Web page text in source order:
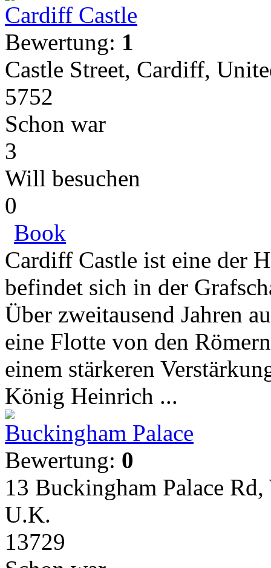
Cardiff Castle
Bewertung: 1
Castle Street, Cardiff,
5752
Schon war
3
Will besuchen
0
Book
Cardiff Castle ist eine der
befindet sich in der
Über zweitausend Jahren
eine Flotte von den
einem stärkeren
König Heinrich ...
Buckingham Palace
Bewertung: 0
13 Buckingham Palace
U.K.
13729